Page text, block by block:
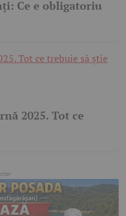
Ce e obligatoriu
2025. Tot ce